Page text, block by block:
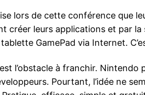
lors de cette conférence que
créer leurs applications et par
GamePad via Internet.
l’obstacle à franchir.
Pourtant, l’idée ne